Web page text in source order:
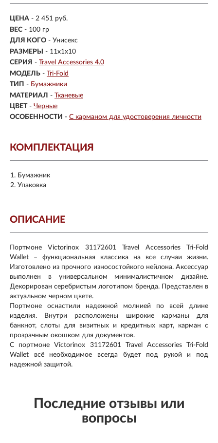
ЦЕНА - 2 451 руб.
ВЕС - 100 гр
ДЛЯ КОГО - Унисекс
РАЗМЕРЫ
- 11x1x10
СЕРИЯ - Travel Accessories 4.0
МОДЕЛЬ - Tri-Fold
ТИП - Бумажники
МАТЕРИАЛ - Тканевые
ЦВЕТ - Черные
ОСОБЕННОСТИ - С карманом для удостоверения личности
КОМПЛЕКТАЦИЯ
Бумажник
Упаковка
ОПИСАНИЕ
Портмоне Victorinox 31172601 Travel Accessories Tri-Fold
Wallet – функциональная классика на все случаи жизни.
Изготовлено из прочного износостойкого нейлона. Аксессуар
выполнен в универсальном минималистичном дизайне.
Декорирован серебристым логотипом бренда. Представлен в
актуальном черном цвете.
Портмоне оснастили надежной молнией по всей длине
изделия. Внутри расположены широкие карманы для
банкнот, слоты для визитных и кредитных карт, карман с
прозрачным окошком для документов.
С портмоне Victorinox 31172601 Travel Accessories Tri-Fold
Wallet всё необходимое всегда будет под рукой и под
надежной защитой.
Последние отзывы или
вопросы